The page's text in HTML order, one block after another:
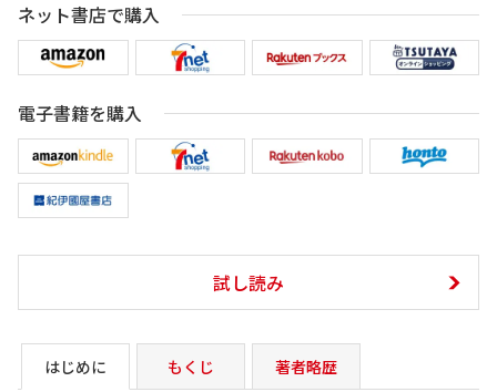
ネット書店で購入
電子書籍を購入
試し読み
はじめに もくじ 著者略歴